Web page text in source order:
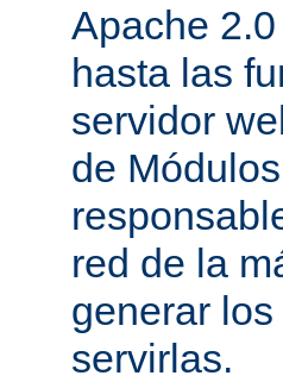
Apache
hasta las
servidor
de
red de la
generar
servirlas.